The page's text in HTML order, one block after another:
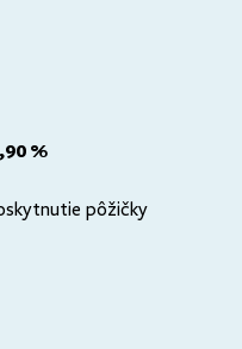
%
pôžičky